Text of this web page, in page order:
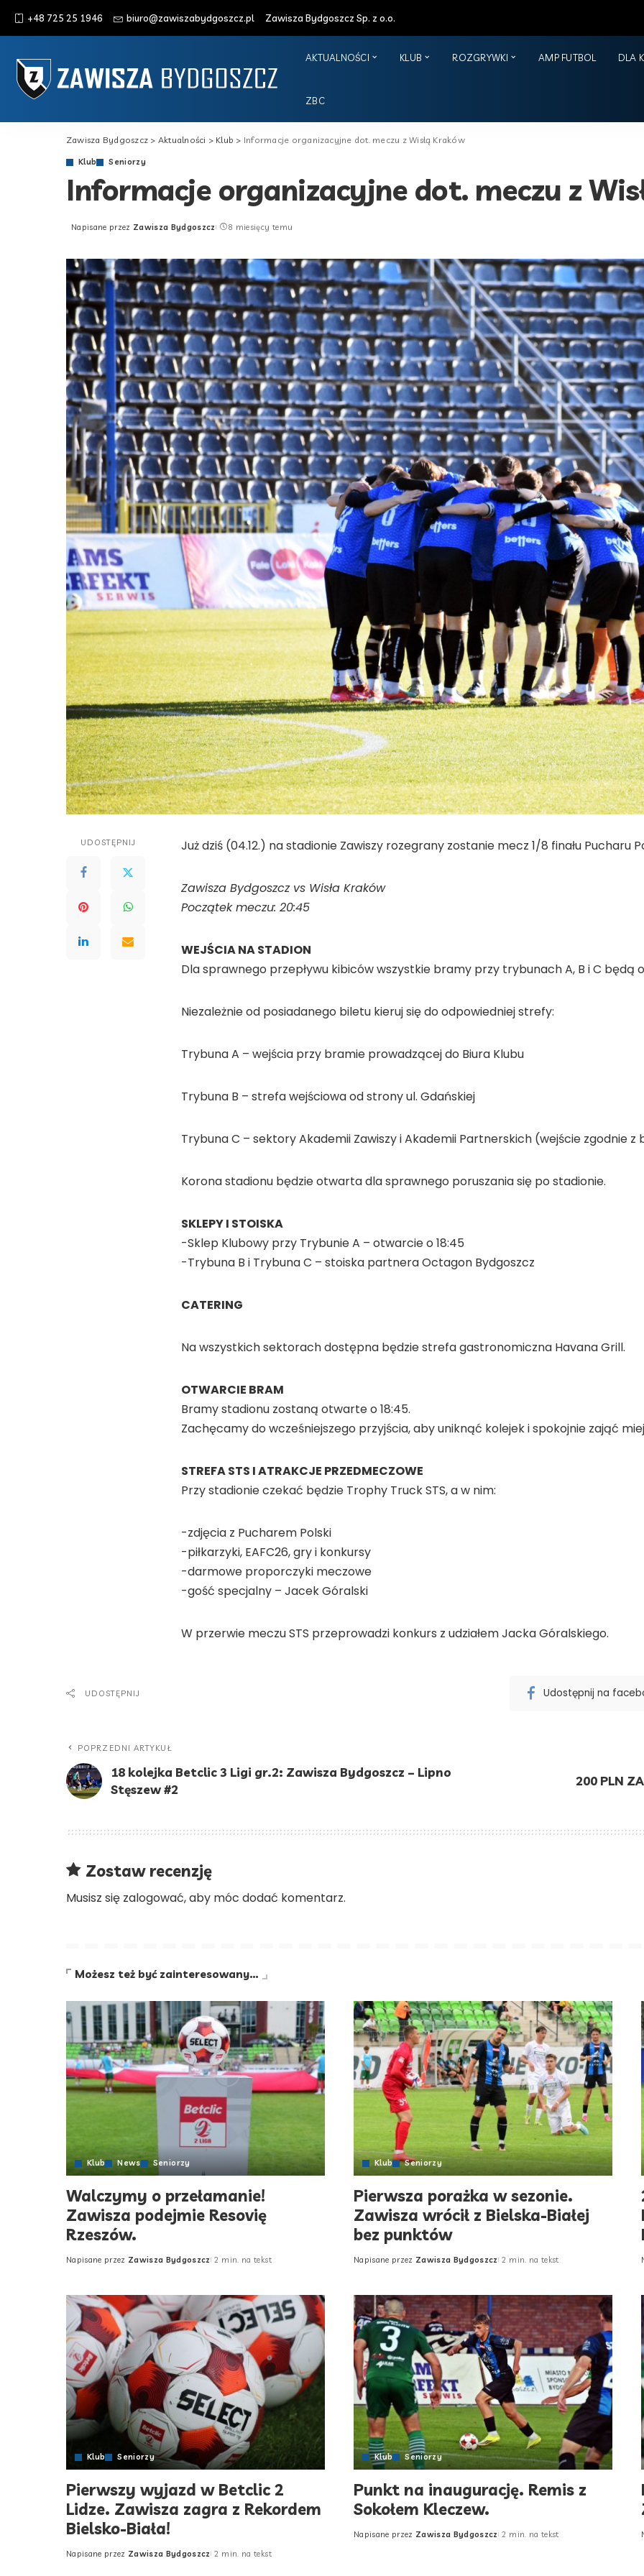
+48 725 25 1946 biuro@zawiszabydgoszcz.pl Zawisza Bydgoszcz Sp. z o.o.
AKTUALNOŚCI KLUB ROZGRYWKI AMP FUTBOL DLA
ZBC
Zawisza Bydgoszcz > Aktualności > Klub > Informacje organizacyjne dot. meczu z Wisłą Kraków
Klub Seniorzy
Informacje organizacyjne dot. meczu z
Posted
Napisane przez Zawisza Bydgoszcz 8 miesięcy temu
UDOSTĘPNIJ Już dziś (04.12.) na stadionie Zawiszy rozegrany zostanie mecz 1/8 finału Pucharu
Zawisza Bydgoszcz vs Wisła Kraków
Początek meczu: 20:45
WEJŚCIA NA STADION
Dla sprawnego przepływu kibiców wszystkie bramy przy trybunach A, B i C będą
Niezależnie od posiadanego biletu kieruj się do odpowiedniej strefy:
Trybuna A – wejścia przy bramie prowadzącej do Biura Klubu
Trybuna B – strefa wejściowa od strony ul. Gdańskiej
Trybuna C – sektory Akademii Zawiszy i Akademii Partnerskich (wejście zgodnie z
Korona stadionu będzie otwarta dla sprawnego poruszania się po stadionie.
SKLEPY I STOISKA
-Sklep Klubowy przy Trybunie A – otwarcie o 18:45
-Trybuna B i Trybuna C – stoiska partnera Octagon Bydgoszcz
CATERING
Na wszystkich sektorach dostępna będzie strefa gastronomiczna Havana Grill.
OTWARCIE BRAM
Bramy stadionu zostaną otwarte o 18:45.
Zachęcamy do wcześniejszego przyjścia, aby uniknąć kolejek i spokojnie zająć
STREFA STS I ATRAKCJE PRZEDMECZOWE
Przy stadionie czekać będzie Trophy Truck STS, a w nim:
-zdjęcia z Pucharem Polski
-piłkarzyki, EAFC26, gry i konkursy
-darmowe proporczyki meczowe
-gość specjalny – Jacek Góralski
W przerwie meczu STS przeprowadzi konkurs z udziałem Jacka Góralskiego.
UDOSTĘPNIJ Udostępnij na
POPRZEDNI ARTYKUŁ
18 kolejka Betclic 3 Ligi gr.2: Zawisza Bydgoszcz – Lipno
Stęszew #2
200 PLN
Zostaw recenzję
Musisz się zalogować, aby móc dodać komentarz.
Możesz też być zainteresowany…
Klub News Seniorzy
Walczymy o przełamanie!
Zawisza podejmie Resovię
Rzeszów.
Posted
Napisane przez Zawisza Bydgoszcz 2 min. na tekst
Klub Seniorzy
Pierwsza porażka w sezonie.
Zawisza wrócił z Bielska-Białej
bez punktów
Posted
Napisane przez Zawisza Bydgoszcz 2 min. na tekst
Klub Seniorzy
Pierwszy wyjazd w Betclic 2
Lidze. Zawisza zagra z Rekordem
Bielsko-Biała!
Posted
Napisane przez Zawisza Bydgoszcz 2 min. na tekst
Klub Seniorzy
Punkt na inaugurację. Remis z
Sokołem Kleczew.
Posted
Napisane przez Zawisza Bydgoszcz 2 min. na tekst